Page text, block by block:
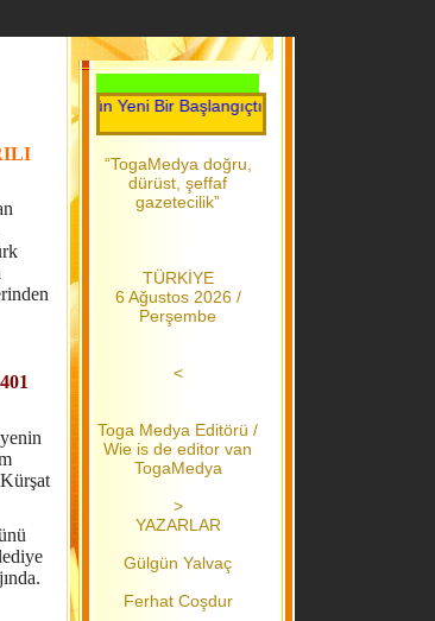
Her Gün Yeni Bir Başlangıçtır.....Toga Medya.....2006
“TogaMedya doğru,
dürüst, şeffaf
gazetecilik”
TÜRKİYE
6 Ağustos 2026 /
Perşembe
<
Toga Medya Editörü /
Wie is de editor van
TogaMedya
>
YAZARLAR
Gülgün Yalvaç
Ferhat Coşdur